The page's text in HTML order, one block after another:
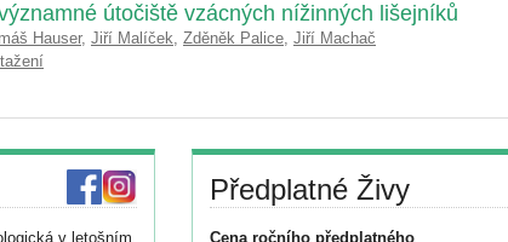
útočiště vzácných nížinných lišejníků
Hauser, Jiří Malíček, Zděněk Palice, Jiří Machač
v letošním
Předplatné Živy
Cena ročního předplatného